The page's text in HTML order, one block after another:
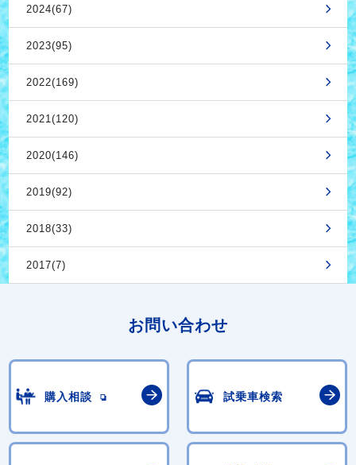
2024(67)
2023(95)
2022(169)
2021(120)
2020(146)
2019(92)
2018(33)
2017(7)
お問い合わせ
購入相談 試乗車検索